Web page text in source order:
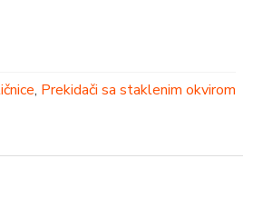
, Prekidači sa staklenim okvirom